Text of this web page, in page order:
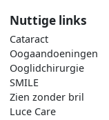
Nuttige links
Cataract
Oogaandoeningen
Ooglidchirurgie
SMILE
Zien zonder bril
Luce Care